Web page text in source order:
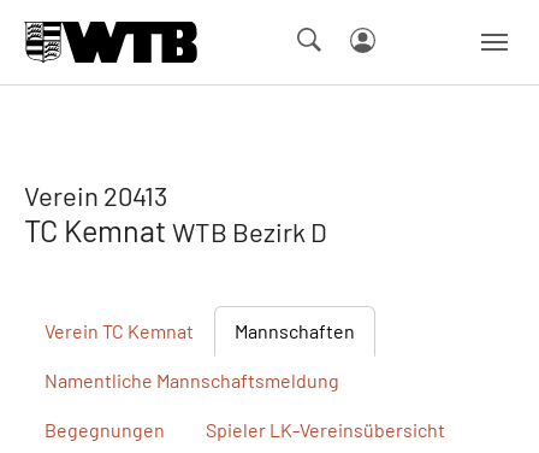
Verein 20413
TC Kemnat WTB Bezirk D
Verein TC Kemnat Mannschaften
Namentliche Mannschaftsmeldung
Begegnungen Spieler LK-Vereinsübersicht